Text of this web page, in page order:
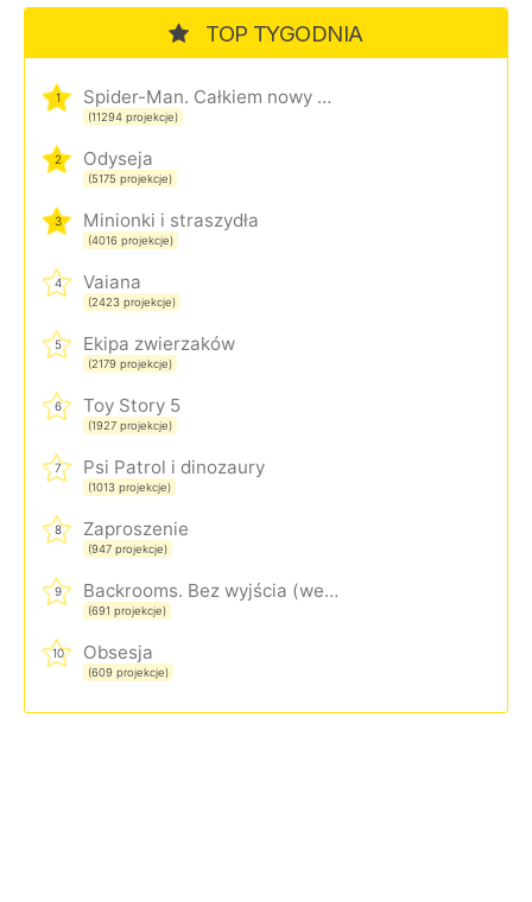
TOP TYGODNIA
1 Spider-Man. Całkiem nowy dzień
(11294 projekcje)
2 Odyseja
(5175 projekcje)
3 Minionki i straszydła
(4016 projekcje)
4 Vaiana
(2423 projekcje)
5 Ekipa zwierzaków
(2179 projekcje)
6 Toy Story 5
(1927 projekcje)
7 Psi Patrol i dinozaury
(1013 projekcje)
8 Zaproszenie
(947 projekcje)
9 Backrooms. Bez wyjścia (wersja rozszerzona)
(691 projekcje)
10 Obsesja
(609 projekcje)